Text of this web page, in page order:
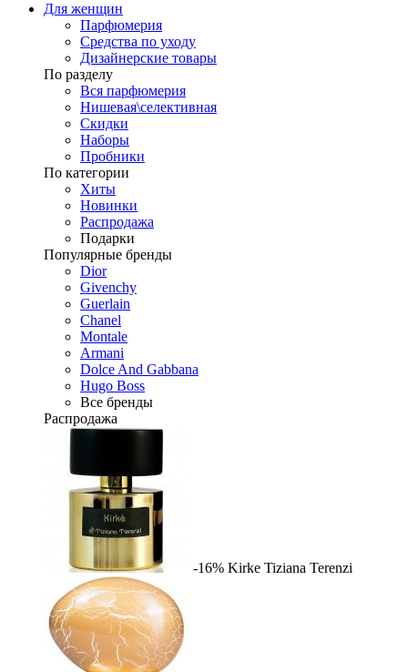
Для женщин
Парфюмерия
Средства по уходу
Дизайнерские товары
По разделу
Вся парфюмерия
Нишевая\селективная
Скидки
Наборы
Пробники
По категории
Хиты
Новинки
Распродажа
Подарки
Популярные бренды
Dior
Givenchy
Guerlain
Chanel
Montale
Armani
Dolce And Gabbana
Hugo Boss
Все бренды
Распродажа
-16% Kirke Tiziana Terenzi